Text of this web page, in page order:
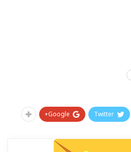
Twitter
Google+